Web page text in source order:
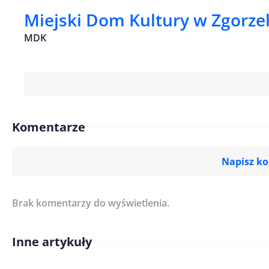
Miejski Dom Kultury w
MDK
Komentarze
Napisz
Imię/ Nick*
Brak komentarzy do wyświetlenia.
Inne artykuły